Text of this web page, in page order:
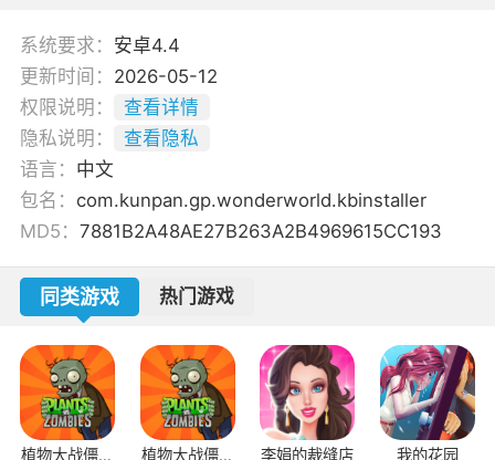
系统要求： 安卓4.4
更新时间： 2026-05-12
权限说明：
查看详情
隐私说明：
查看隐私
语言： 中文
包名： com.kunpan.gp.wonderworld.kbinstaller
MD5： 7881B2A48AE27B263A2B4969615CC193
同类游戏 热门游戏
植物大战僵尸 植物大战僵尸 李娟的裁缝店 我的花园